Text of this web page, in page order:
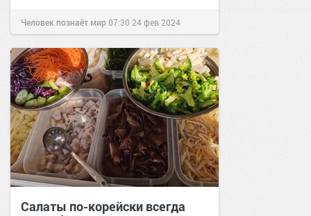
Человек познаёт мир07:30 24 фев 2024
Салаты по-корейски всегда